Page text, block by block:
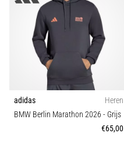
Shuttlerun
piepjestest:
en
hoe
Collectie
Kenmerk
Duurzaamheid
Seizoen
adidas
Heren
BMW Berlin Marathon 2026 - Grijs
€65,00